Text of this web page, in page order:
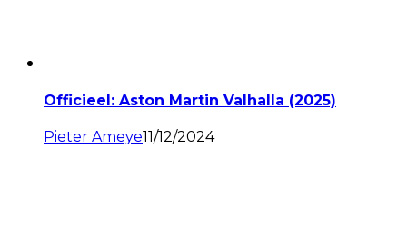
Officieel: Aston Martin Valhalla (2025)
Pieter Ameye11/12/2024